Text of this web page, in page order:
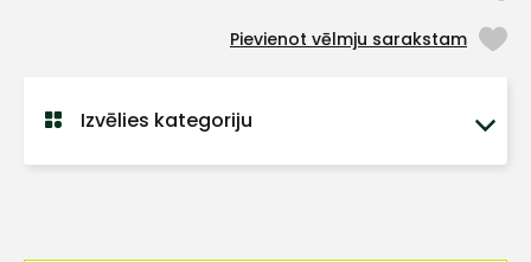
Pievienot vēlmju sarakstam
Izvēlies kategoriju